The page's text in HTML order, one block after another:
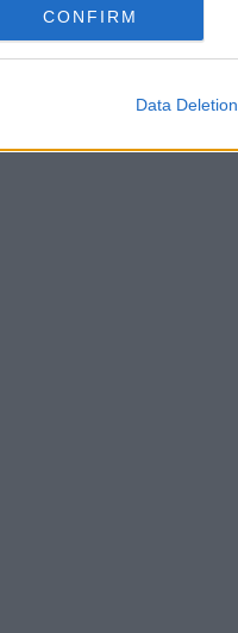
CONFIRM
Data Deletion
Nyhedsmails - Privatlivspolitik